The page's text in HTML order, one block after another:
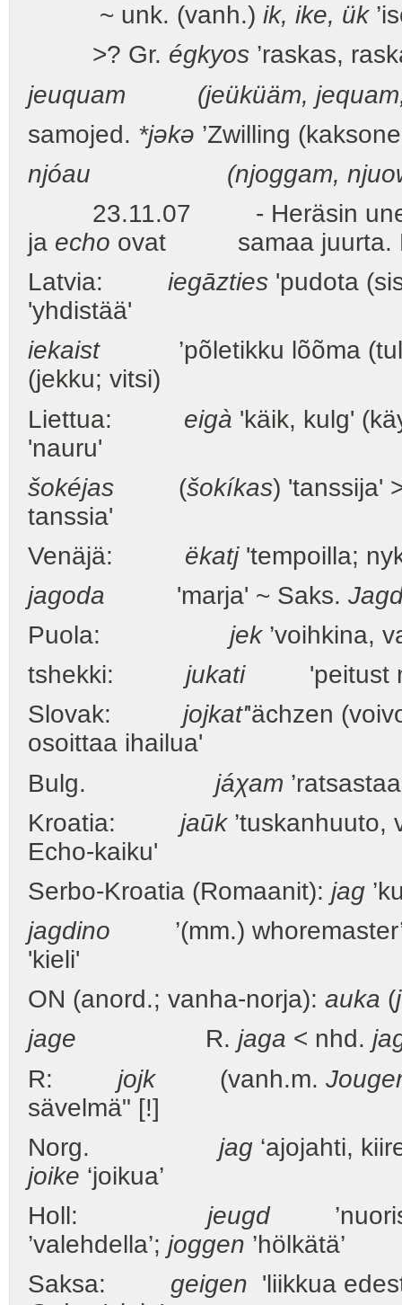
~ unk. (vanh.) ik, ike, ük
>? Gr. égkyos ’raskas,
jeuquam (jeüküäm, jequam,
samojed. *jəkə ’Zwilling
njóau (njoggam,
23.11.07 - Heräsin
ja echo ovat samaa juurta.
Latvia: iegāzties 'pudota
'yhdistää'
iekaist’põletikku lõõma
(jekku; vitsi)
Liettua: eigà 'käik, kulg'
'nauru'
šokéjas (šokíkas) 'tanssija'
tanssia'
Venäjä: ëkatj'tempoilla;
jagoda 'marja' ~ Saks.
Puola: jek’voihkina,
tshekki: jukati 'peitust
Slovak: jojkat''ächzen
osoittaa ihailua'
Bulg. jáχam
Kroatia: jaūk’tuskanhuuto,
Echo-kaiku'
Serbo-Kroatia (Romaanit): jag
jagdino
’(mm.)
'kieli'
ON (anord.; vanha-norja): auka (
jage R. jaga < nhd.
R: jojk(vanh.m.
sävelmä" [!]
Norg. jag ‘ajojahti,
joike ‘joikua’
Holl: jeugd
’valehdella’; joggen ’hölkätä’
Saksa: geigen 'liikkua